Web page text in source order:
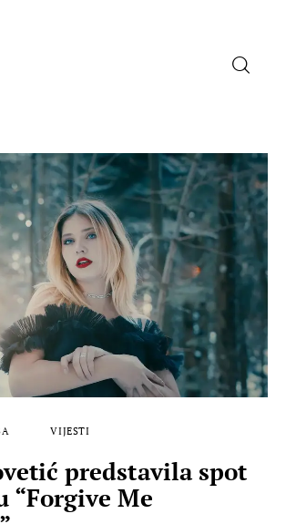
GLAZBA
GLAZBA
BOX
VIJESTI
predstavila spot
“Forgive Me